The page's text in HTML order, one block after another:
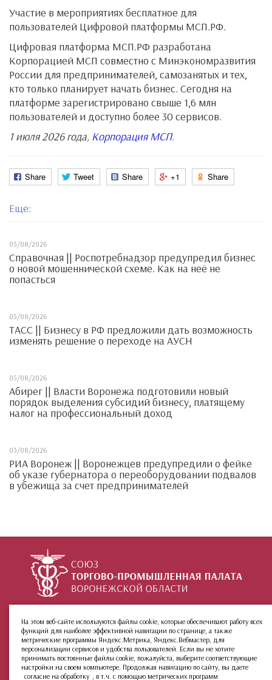
Участие в мероприятиях бесплатное для
пользователей Цифровой платформы МСП.РФ.
Цифровая платформа МСП.РФ разработана
Корпорацией МСП совместно с Минэкономразвития
России для предпринимателей, самозанятых и тех,
кто только планирует начать бизнес. Сегодня на
платформе зарегистрировано свыше 1,6 млн
пользователей и доступно более 30 сервисов.
1 июля 2026 года, Корпорация МСП.
Share Tweet Share +1 Share
Еще:
05/08/2026
Справочная || Роспотребнадзор предупредил бизнес
о новой мошеннической схеме. Как на неё не
попасться
05/08/2026
ТАСС || Бизнесу в РФ предложили дать возможность
изменять решение о переходе на АУСН
05/08/2026
Абирег || Власти Воронежа подготовили новый
порядок выделения субсидий бизнесу, платящему
налог на профессиональный доход
03/08/2026
РИА Воронеж || Воронежцев предупредили о фейке
об указе губернатора о переоборудовании подвалов
в убежища за счет предпринимателей
О палате
Новости
Услуги
Членство
Инфо
МКАС
Архив сайта
Группы:
На этом веб-сайте используются файлы cookie, которые обеспечивают работу всех
функций для наиболее эффективной навигации по странице, а также
метрические программы Яндекс.Метрика, Яндекс.Вебмастер, для
персонализации сервисов и удобства пользователей. Если вы не хотите
принимать постоянные файлы cookie, пожалуйста, выберите соответствующие
настройки на своем компьютере. Продолжая навигацию по сайту, вы даете
согласие на обработку , в т.ч. с помощью метрических программ